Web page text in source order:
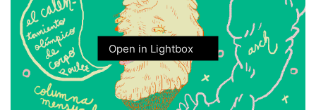
Open in Lightbox